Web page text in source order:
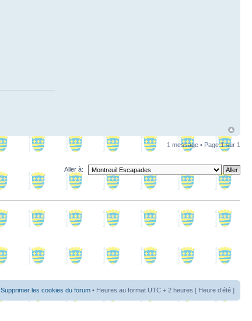
1 message • Page1sur 1
Aller à:
Supprimer les cookies du forum • Heures au format UTC + 2 heures [ Heure d’été ]